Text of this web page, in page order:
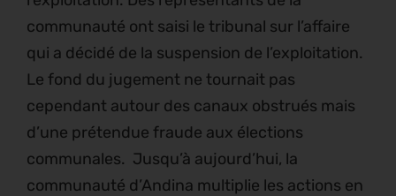
communauté ont saisi le tribunal sur l’affaire
qui a décidé de la suspension de l’exploitation.
Le fond du jugement ne tournait pas
cependant autour des canaux obstrués mais
d’une prétendue fraude aux élections
communales. Jusqu’à aujourd’hui, la
communauté d’Andina multiplie les actions en